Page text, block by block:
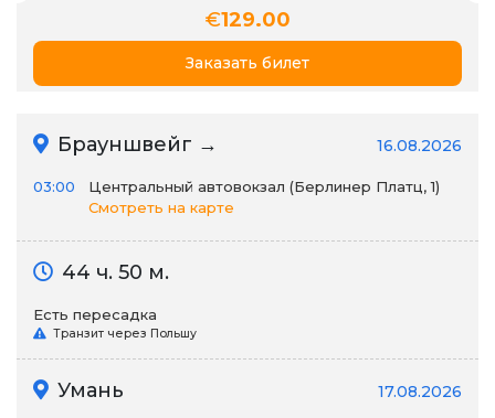
€129.00
Заказать билет
Брауншвейг → 16.08.2026
03:00
Центральный автовокзал (Берлинер Платц, 1)
Смотреть на карте
44 ч. 50 м.
Есть пересадка
Транзит через Польшу
Умань 17.08.2026